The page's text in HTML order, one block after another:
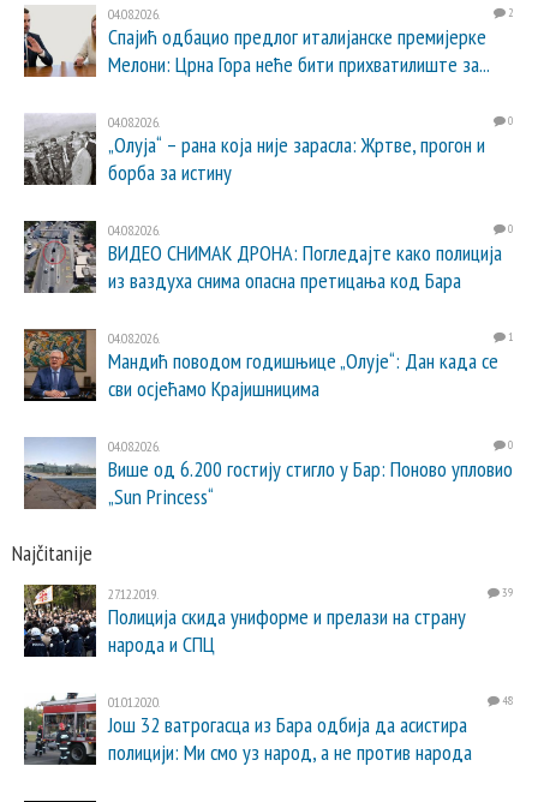
04.08.2026. 2
Спајић одбацио предлог италијанске премијерке
Мелони: Црна Гора неће бити прихватилиште за...
04.08.2026. 0
„Олуја“ – рана која није зарасла: Жртве, прогон и
борба за истину
04.08.2026. 0
ВИДЕО СНИМАК ДРОНА: Погледајте како полиција
из ваздуха снима опасна претицања код Бара
04.08.2026. 1
Мандић поводом годишњице „Олује“: Дан када се
сви осјећамо Крајишницима
04.08.2026. 0
Више од 6.200 гостију стигло у Бар: Поново упловио
„Sun Princess“
Najčitanije
27.12.2019. 39
Полиција скида униформе и прелази на страну
народа и СПЦ
01.01.2020. 48
Још 32 ватрогасца из Бара одбија да асистира
полицији: Ми смо уз народ, а не против народа